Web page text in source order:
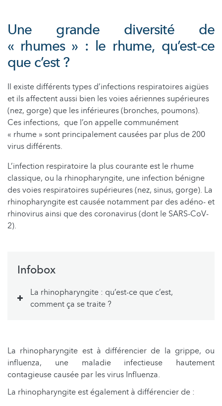
Une grande diversité de
« rhumes » : le rhume, qu’est-ce
que c’est ?
Il existe différents types d’infections respiratoires aigües
et ils affectent aussi bien les voies aériennes supérieures
(nez, gorge) que les inférieures (bronches, poumons).
Ces infections, que l’on appelle communément
« rhume » sont principalement causées par plus de 200
virus différents.
L’infection respiratoire la plus courante est le rhume
classique, ou la rhinopharyngite, une infection bénigne
des voies respiratoires supérieures (nez, sinus, gorge). La
rhinopharyngite est causée notamment par des adéno- et
rhinovirus ainsi que des coronavirus (dont le SARS-CoV-
2).
Infobox
La rhinopharyngite : qu’est-ce que c’est,
comment ça se traite ?
La rhinopharyngite est à différencier de la grippe, ou
influenza, une maladie infectieuse hautement
contagieuse causée par les virus Influenza.
La rhinopharyngite est également à différencier de :